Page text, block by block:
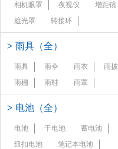
相机眼罩
夜视仪
增距镜
遮光罩
转接环
> 雨具（全）
雨具 雨伞 雨衣
雨披
雨棚
雨鞋 雨罩
> 电池（全）
电池 干电池
蓄电池
纽扣电池
笔记本电池